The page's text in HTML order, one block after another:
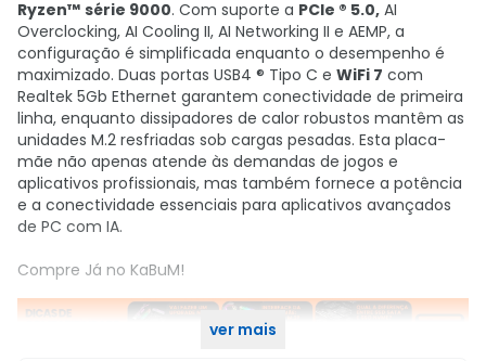
Ryzen™ série 9000. Com suporte a PCIe ® 5.0, AI
Overclocking, AI Cooling II, AI Networking II e AEMP, a
configuração é simplificada enquanto o desempenho é
maximizado. Duas portas USB4 ® Tipo C e WiFi 7 com
Realtek 5Gb Ethernet garantem conectividade de primeira
linha, enquanto dissipadores de calor robustos mantêm as
unidades M.2 resfriadas sob cargas pesadas. Esta placa-
mãe não apenas atende às demandas de jogos e
aplicativos profissionais, mas também fornece a potência
e a conectividade essenciais para aplicativos avançados
de PC com IA.
Compre Já no KaBuM!
ver mais